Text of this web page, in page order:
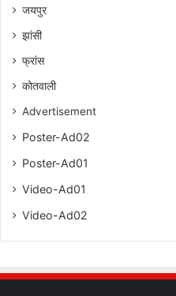
जयपुर
झांसी
फ्रांस
कोतवाली
Advertisement
Poster-Ad02
Poster-Ad01
Video-Ad01
Video-Ad02